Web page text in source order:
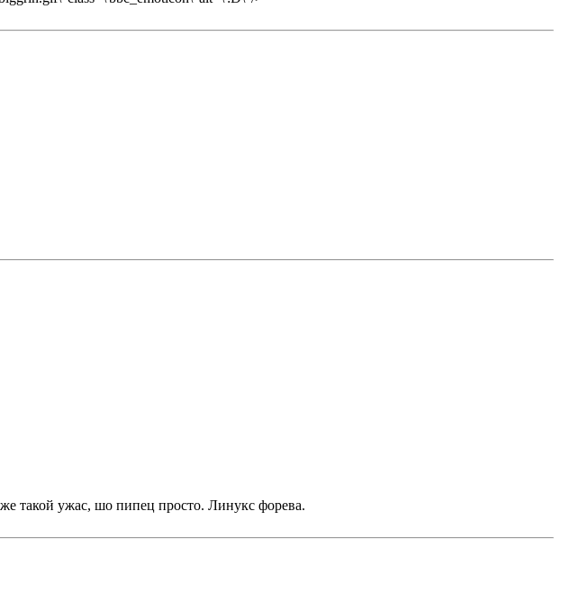
такой ужас, шо пипец просто. Линукс форева.